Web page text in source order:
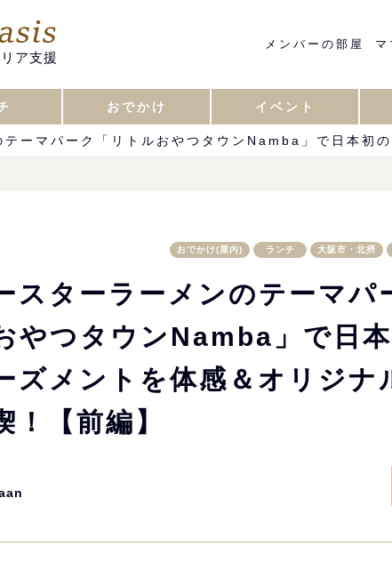
ア支援
メンバーの部屋 マ
おでかけ イベント
ーマパーク「リトルおやつタウンNamba」で日本初
おでかけ(屋内) ランチ 大阪市・北摂
スターラーメンのテーマパ
やつタウンNamba」で日
ズメントを体感＆オリジナ
！【前編】